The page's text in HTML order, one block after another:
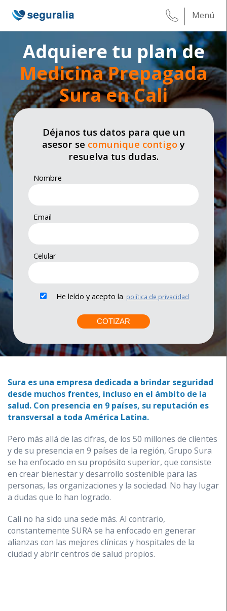
Menú
Adquiere tu plan de
Medicina Prepagada
Sura en Cali
Déjanos tus datos para que un
asesor se comunique contigoy
resuelva tus dudas.
Nombre
Email
Celular
He leído y acepto la política de privacidad
Sura es una empresa dedicada a brindar seguridad
desde muchos frentes, incluso en el ámbito de la
salud. Con presencia en 9 países, su reputación es
transversal a toda América Latina.
Pero más allá de las cifras, de los 50 millones de clientes
y de su presencia en 9 países de la región, Grupo Sura
se ha enfocado en su propósito superior, que consiste
en crear bienestar y desarrollo sostenible para las
personas, las organizaciones y la sociedad. No hay lugar
a dudas que lo han logrado.
Cali no ha sido una sede más. Al contrario,
constantemente SURA se ha enfocado en generar
alianzas con las mejores clínicas y hospitales de la
ciudad y abrir centros de salud propios.